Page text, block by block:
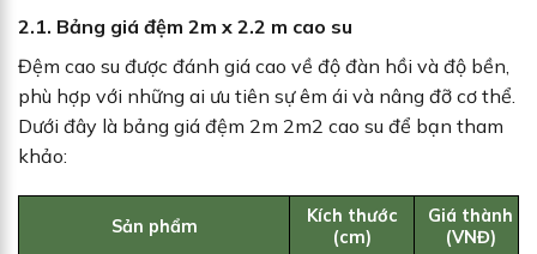
2.1. Bảng giá đệm 2m x 2.2 m cao su
Đệm cao su được đánh giá cao về độ đàn hồi và độ bền,
phù hợp với những ai ưu tiên sự êm ái và nâng đỡ cơ thể.
Dưới đây là bảng giá đệm 2m 2m2 cao su để bạn tham
khảo:
Sản phẩm
Kích thước
(cm)
Giá thành
(VNĐ)